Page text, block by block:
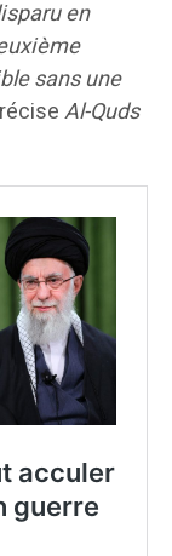
en
sans une
Al-Quds